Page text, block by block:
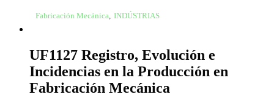
Fabricación Mecánica, INDÚSTRIAS
UF1127 Registro, Evolución e
Incidencias en la Producción en
Fabricación Mecánica